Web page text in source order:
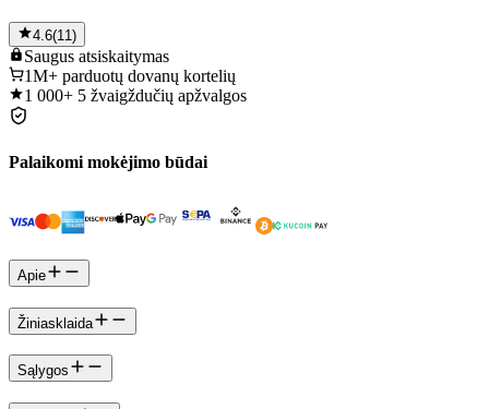
4.6(11)
Saugus atsiskaitymas
1M+ parduotų dovanų kortelių
1 000+ 5 žvaigždučių apžvalgos
Palaikomi mokėjimo būdai
Apie
Žiniasklaida
Sąlygos